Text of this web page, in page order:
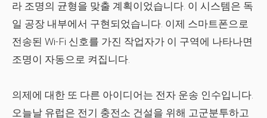
라 조명의 균형을 맞출 계획이었습니다. 이 시스템은 독
일 공장 내부에서 구현되었습니다. 이제 스마트폰으로
전송된 Wi-Fi 신호를 가진 작업자가 이 구역에 나타나면
조명이 자동으로 켜집니다.
의제에 대한 또 다른 아이디어는 전자 운송 인수입니다.
오늘날 유럽은 전기 충전소 건설을 위해 고군분투하고